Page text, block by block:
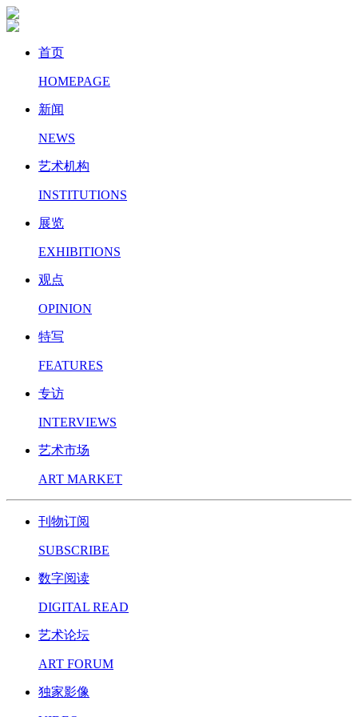
首页
HOMEPAGE
新闻
NEWS
艺术机构
INSTITUTIONS
展览
EXHIBITIONS
观点
OPINION
特写
FEATURES
专访
INTERVIEWS
艺术市场
ART MARKET
刊物订阅
SUBSCRIBE
数字阅读
DIGITAL READ
艺术论坛
ART FORUM
独家影像